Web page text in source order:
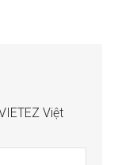
Việt